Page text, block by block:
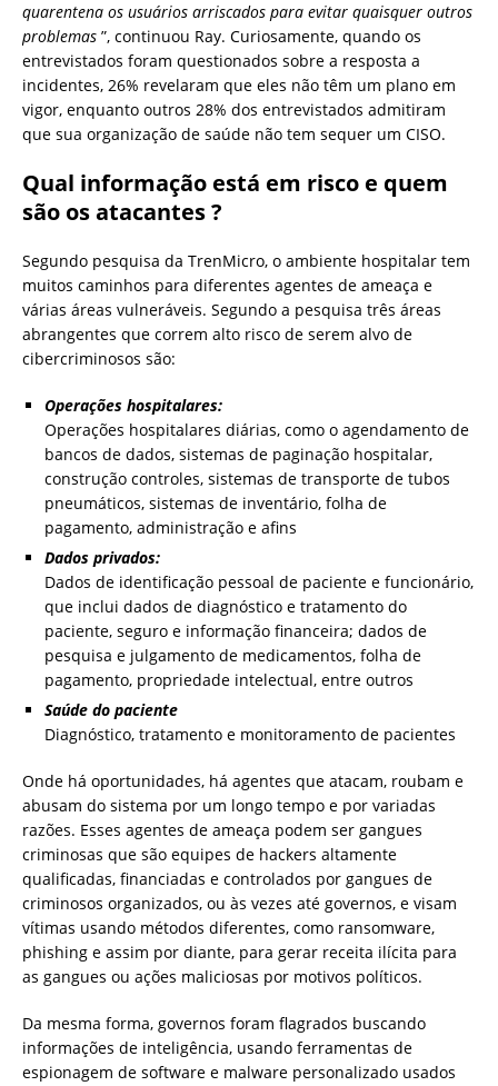
quarentena os usuários arriscados para evitar quaisquer outros
problemas ”, continuou Ray. Curiosamente, quando os
entrevistados foram questionados sobre a resposta a
incidentes, 26% revelaram que eles não têm um plano em
vigor, enquanto outros 28% dos entrevistados admitiram
que sua organização de saúde não tem sequer um CISO.
Qual informação está em risco e quem
são os atacantes ?
Segundo pesquisa da TrenMicro, o ambiente hospitalar tem
muitos caminhos para diferentes agentes de ameaça e
várias áreas vulneráveis. Segundo a pesquisa três áreas
abrangentes que correm alto risco de serem alvo de
cibercriminosos são:
Operações hospitalares:
Operações hospitalares diárias, como o agendamento de
bancos de dados, sistemas de paginação hospitalar,
construção controles, sistemas de transporte de tubos
pneumáticos, sistemas de inventário, folha de
pagamento, administração e afins
Dados privados:
Dados de identificação pessoal de paciente e funcionário,
que inclui dados de diagnóstico e tratamento do
paciente, seguro e informação financeira; dados de
pesquisa e julgamento de medicamentos, folha de
pagamento, propriedade intelectual, entre outros
Saúde do paciente
Diagnóstico, tratamento e monitoramento de pacientes
Onde há oportunidades, há agentes que atacam, roubam e
abusam do sistema por um longo tempo e por variadas
razões. Esses agentes de ameaça podem ser gangues
criminosas que são equipes de hackers altamente
qualificadas, financiadas e controlados por gangues de
criminosos organizados, ou às vezes até governos, e visam
vítimas usando métodos diferentes, como ransomware,
phishing e assim por diante, para gerar receita ilícita para
as gangues ou ações maliciosas por motivos políticos.
Da mesma forma, governos foram flagrados buscando
informações de inteligência, usando ferramentas de
espionagem de software e malware personalizado usados